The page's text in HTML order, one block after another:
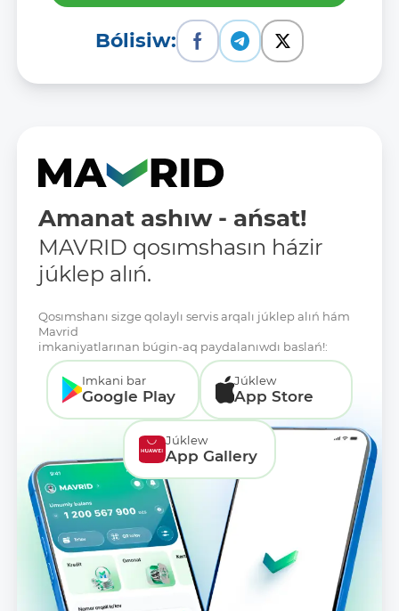
Bólisiw:
Amanat ashıw - ańsat!
MAVRID qosımshasın házir
júklep alıń.
Qosımshanı sizge qolaylı servis arqalı júklep alıń hám
Mavrid
imkaniyatlarınan búgin-aq paydalanıwdı baslań!:
Imkani bar
Google Play
Júklew
App Store
Júklew
App Gallery